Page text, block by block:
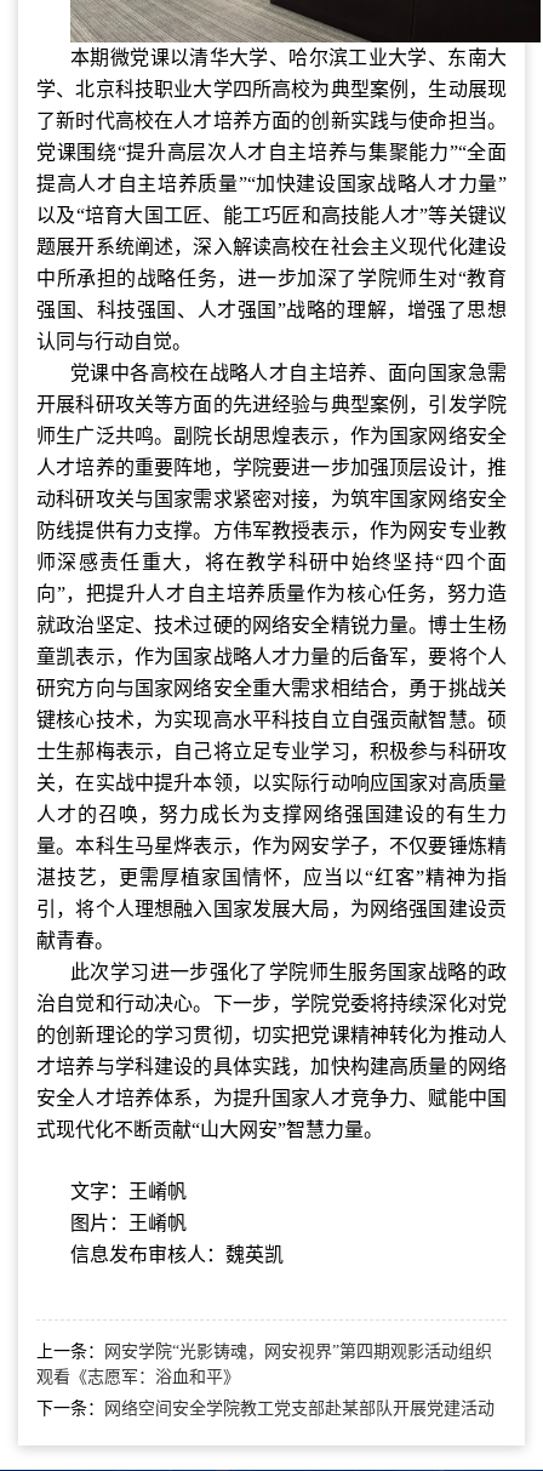
本期微党课以清华大学、哈尔滨工业大学、东南大
学、北京科技职业大学四所高校为典型案例，生动展现
了新时代高校在人才培养方面的创新实践与使命担当。
党课围绕“提升高层次人才自主培养与集聚能力”“全面
提高人才自主培养质量”“加快建设国家战略人才力量”
以及“培育大国工匠、能工巧匠和高技能人才”等关键议
题展开系统阐述，深入解读高校在社会主义现代化建设
中所承担的战略任务，进一步加深了学院师生对“教育
强国、科技强国、人才强国”战略的理解，增强了思想
认同与行动自觉。
党课中各高校在战略人才自主培养、面向国家急需
开展科研攻关等方面的先进经验与典型案例，引发学院
师生广泛共鸣。副院长胡思煌表示，作为国家网络安全
人才培养的重要阵地，学院要进一步加强顶层设计，推
动科研攻关与国家需求紧密对接，为筑牢国家网络安全
防线提供有力支撑。方伟军教授表示，作为网安专业教
师深感责任重大，将在教学科研中始终坚持“四个面
向”，把提升人才自主培养质量作为核心任务，努力造
就政治坚定、技术过硬的网络安全精锐力量。博士生杨
童凯表示，作为国家战略人才力量的后备军，要将个人
研究方向与国家网络安全重大需求相结合，勇于挑战关
键核心技术，为实现高水平科技自立自强贡献智慧。硕
士生郝梅表示，自己将立足专业学习，积极参与科研攻
关，在实战中提升本领，以实际行动响应国家对高质量
人才的召唤，努力成长为支撑网络强国建设的有生力
量。本科生马星烨表示，作为网安学子，不仅要锤炼精
湛技艺，更需厚植家国情怀，应当以“红客”精神为指
引，将个人理想融入国家发展大局，为网络强国建设贡
献青春。
此次学习进一步强化了学院师生服务国家战略的政
治自觉和行动决心。下一步，学院党委将持续深化对党
的创新理论的学习贯彻，切实把党课精神转化为推动人
才培养与学科建设的具体实践，加快构建高质量的网络
安全人才培养体系，为提升国家人才竞争力、赋能中国
式现代化不断贡献“山大网安”智慧力量。
文字：王崤帆
图片：王崤帆
信息发布审核人：魏英凯
上一条：
网安学院“光影铸魂，网安视界”第四期观影活动组织
观看《志愿军：浴血和平》
下一条：
网络空间安全学院教工党支部赴某部队开展党建活动